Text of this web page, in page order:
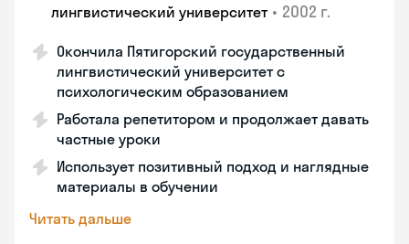
лингвистический университет • 2002 г.
Окончила Пятигорский государственный
лингвистический университет с
психологическим образованием
Работала репетитором и продолжает давать
частные уроки
Использует позитивный подход и наглядные
материалы в обучении
Читать дальше